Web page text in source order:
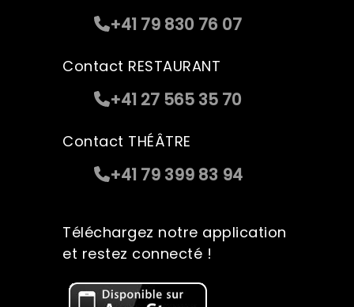
+41 79 830 76 07
Contact RESTAURANT
+41 27 565 35 70
Contact THÉÂTRE
+41 79 399 83 94
Téléchargez notre application
et restez connecté !